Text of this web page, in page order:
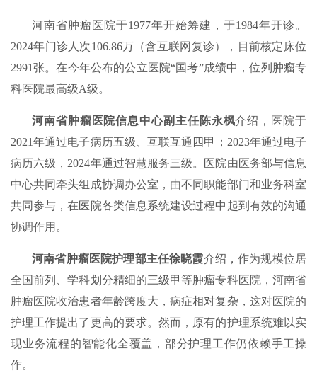
河南省肿瘤医院于1977年开始筹建，于1984年开诊。
2024年门诊人次106.86万（含互联网复诊），目前核定床位
2991张。在今年公布的公立医院“国考”成绩中，位列肿瘤专
科医院最高级A级。
河南省肿瘤医院信息中心副主任陈永枫介绍，医院于
2021年通过电子病历五级、互联互通四甲；2023年通过电子
病历六级，2024年通过智慧服务三级。医院由医务部与信息
中心共同牵头组成协调办公室，由不同职能部门和业务科室
共同参与，在医院各类信息系统建设过程中起到有效的沟通
协调作用。
河南省肿瘤医院护理部主任徐晓霞介绍，作为规模位居
全国前列、学科划分精细的三级甲等肿瘤专科医院，河南省
肿瘤医院收治患者年龄跨度大，病症相对复杂，这对医院的
护理工作提出了更高的要求。然而，原有的护理系统难以实
现业务流程的智能化全覆盖，部分护理工作仍依赖手工操
作。